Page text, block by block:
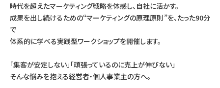
時代を超えたマーケティング戦略を体感し、自社に活かす。
成果を出し続けるための“マーケティングの原理原則”を、たった90分
で
体系的に学べる実践型ワークショップを開催します。
「集客が安定しない」「頑張っているのに売上が伸びない」
そんな悩みを抱える経営者・個人事業主の方へ。